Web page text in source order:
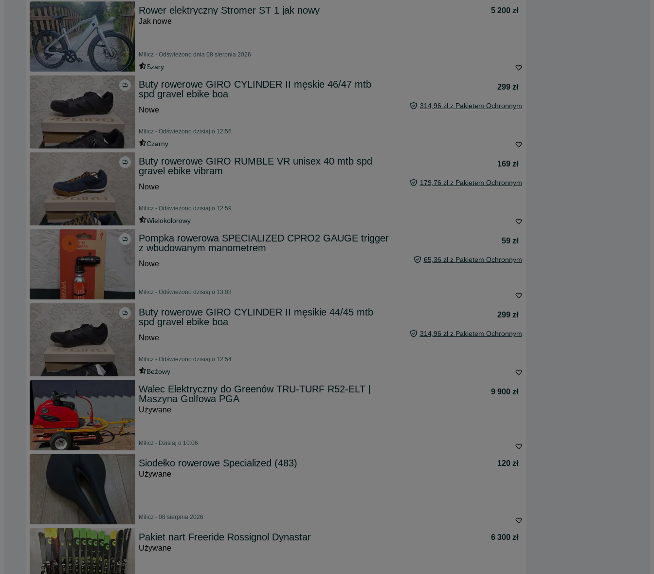
Rower elektryczny Stromer ST 1 jak nowy
5 200 zł
Jak nowe
Milicz - Odświeżono dnia 08 sierpnia 2026
Szary
Buty rowerowe GIRO CYLINDER II męskie 46/47 mtb
spd gravel ebike boa
299 zł
Nowe 314,96 zł z Pakietem Ochronnym
Milicz - Odświeżono dzisiaj o 12:56
Czarny
Buty rowerowe GIRO RUMBLE VR unisex 40 mtb spd
gravel ebike vibram
169 zł
Nowe 179,76 zł z Pakietem Ochronnym
Milicz - Odświeżono dzisiaj o 12:59
Wielokolorowy
Pompka rowerowa SPECIALIZED CPRO2 GAUGE trigger
z wbudowanym manometrem
59 zł
Nowe 65,36 zł z Pakietem Ochronnym
Milicz - Odświeżono dzisiaj o 13:03
Buty rowerowe GIRO CYLINDER II męsikie 44/45 mtb
spd gravel ebike boa
299 zł
Nowe 314,96 zł z Pakietem Ochronnym
Milicz - Odświeżono dzisiaj o 12:54
Beżowy
Walec Elektryczny do Greenów TRU-TURF R52-ELT |
Maszyna Golfowa PGA
9 900 zł
Używane
Milicz - Dzisiaj o 10:06
Siodełko rowerowe Specialized (483)
120 zł
Używane
Milicz - 08 sierpnia 2026
Pakiet nart Freeride Rossignol Dynastar
6 300 zł
Używane